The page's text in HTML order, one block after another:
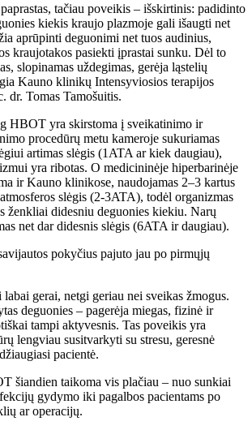
tačiau poveikis – išskirtinis: padidinto
kiekis kraujo plazmoje gali išaugti net
aprūpinti deguonimi net tuos audinius,
kraujotakos pasiekti įprastai sunku. Dėl to
slopinamas uždegimas, gerėja ląstelių
Kauno klinikų Intensyviosios terapijos
dr. Tomas Tamošuitis.
HBOT yra skirstoma į sveikatinimo ir
procedūrų metu kameroje sukuriamas
artimas slėgis (1ATA ar kiek daugiau),
yra ribotas. O medicininėje hiperbarinėje
ir Kauno klinikose, naudojamas 2–3 kartus
slėgis (2-3ATA), todėl organizmas
ženkliai didesniu deguonies kiekiu. Narų
net dar didesnis slėgis (6ATA ir daugiau).
pokyčius pajuto jau po pirmųjų
labai gerai, netgi geriau nei sveikas žmogus.
deguonies – pagerėja miegas, fizinė ir
tampi aktyvesnis. Tas poveikis yra
lengviau susitvarkyti su stresu, geresnė
pacientė.
šiandien taikoma vis plačiau – nuo sunkiai
gydymo iki pagalbos pacientams po
ar operacijų.